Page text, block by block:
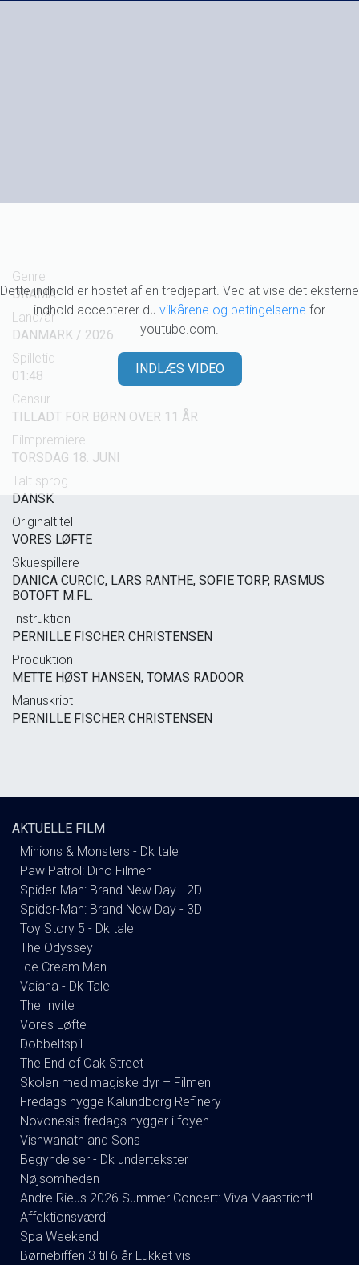
Dette indhold er hostet af en tredjepart. Ved at vise det eksterne
indhold accepterer du vilkårene og betingelserne for
youtube.com.
INDLÆS VIDEO
Genre
DRAMA
Land/år
DANMARK / 2026
Spilletid
01:48
Censur
TILLADT FOR BØRN OVER 11 ÅR
Filmpremiere
TORSDAG 18. JUNI
Talt sprog
DANSK
Originaltitel
VORES LØFTE
Skuespillere
DANICA CURCIC, LARS RANTHE, SOFIE TORP, RASMUS
BOTOFT M.FL.
Instruktion
PERNILLE FISCHER CHRISTENSEN
Produktion
METTE HØST HANSEN, TOMAS RADOOR
Manuskript
PERNILLE FISCHER CHRISTENSEN
AKTUELLE FILM
Minions & Monsters - Dk tale
Paw Patrol: Dino Filmen
Spider-Man: Brand New Day - 2D
Spider-Man: Brand New Day - 3D
Toy Story 5 - Dk tale
The Odyssey
Ice Cream Man
Vaiana - Dk Tale
The Invite
Vores Løfte
Dobbeltspil
The End of Oak Street
Skolen med magiske dyr – Filmen
Fredags hygge Kalundborg Refinery
Novonesis fredags hygger i foyen.
Vishwanath and Sons
Begyndelser - Dk undertekster
Nøjsomheden
Andre Rieus 2026 Summer Concert: Viva Maastricht!
Affektionsværdi
Spa Weekend
Børnebiffen 3 til 6 år Lukket vis